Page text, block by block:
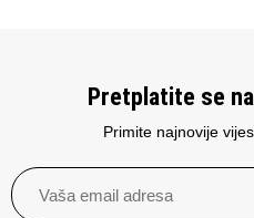
Pretplatite se
Primite najnovije